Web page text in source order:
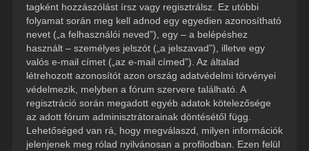
tagként hozzászólást írsz vagy regisztrálsz. Ez utóbbi
folyamat során meg kell adnod egy egyedien azonosítható
nevet („a felhasználói neved”), egy – a belépéshez
használt – személyes jelszót („a jelszavad”), illetve egy
valós e-mail címet („az e-mail címed”). Az általad
létrehozott azonosítót azon ország adatvédelmi törvényei
védelmezik, melyben a fórum szervere található. A
regisztráció során megadott egyéb adatok kötelezősége
az adott fórum adminisztrátorainak döntésétől függ.
Lehetőséged van rá, hogy megválaszd, milyen információk
jelenjenek meg rólad nyilvánosan a profilodban. Ezen felül